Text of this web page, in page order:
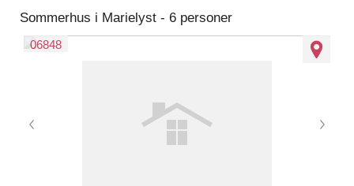
Sommerhus i Marielyst - 6 personer
06848